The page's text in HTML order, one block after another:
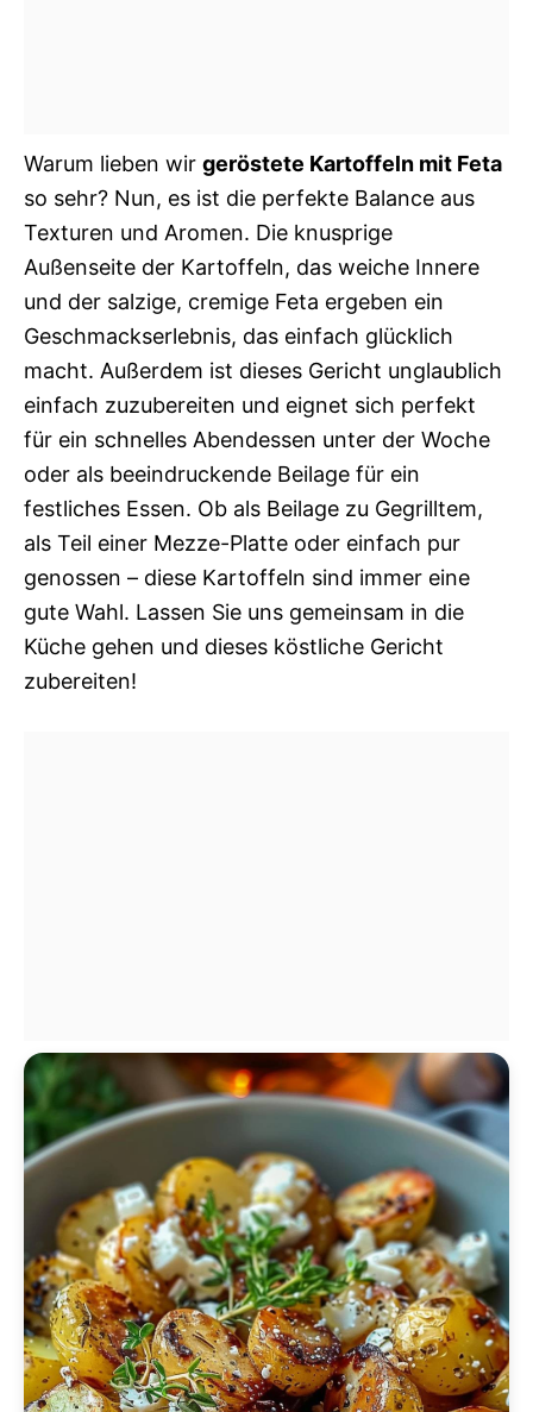
Warum lieben wir geröstete Kartoffeln mit Feta
so sehr? Nun, es ist die perfekte Balance aus
Texturen und Aromen. Die knusprige
Außenseite der Kartoffeln, das weiche Innere
und der salzige, cremige Feta ergeben ein
Geschmackserlebnis, das einfach glücklich
macht. Außerdem ist dieses Gericht unglaublich
einfach zuzubereiten und eignet sich perfekt
für ein schnelles Abendessen unter der Woche
oder als beeindruckende Beilage für ein
festliches Essen. Ob als Beilage zu Gegrilltem,
als Teil einer Mezze-Platte oder einfach pur
genossen – diese Kartoffeln sind immer eine
gute Wahl. Lassen Sie uns gemeinsam in die
Küche gehen und dieses köstliche Gericht
zubereiten!